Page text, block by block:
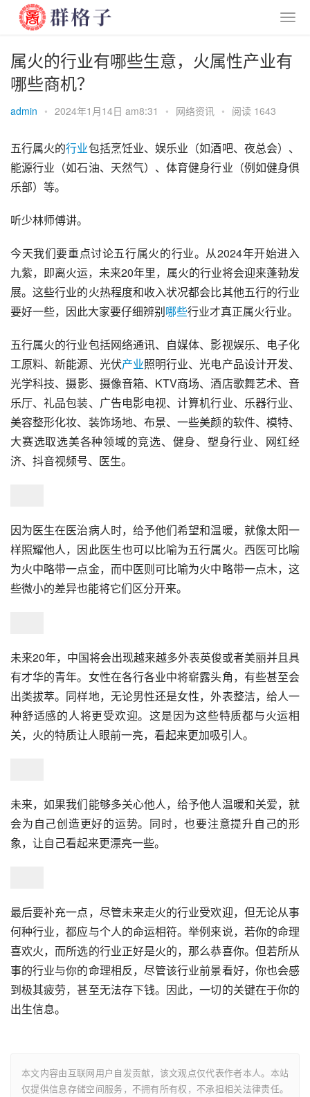
属火的行业有哪些生意，火属性产业有
哪些商机？
admin • 2024年1月14日 am8:31 • 网络资讯 • 阅读 1643
五行属火的行业包括烹饪业、娱乐业（如酒吧、夜总会）、
能源行业（如石油、天然气）、体育健身行业（例如健身俱
乐部）等。
听少林师傅讲。
今天我们要重点讨论五行属火的行业。从2024年开始进入
九紫，即离火运，未来20年里，属火的行业将会迎来蓬勃发
展。这些行业的火热程度和收入状况都会比其他五行的行业
要好一些，因此大家要仔细辨别哪些行业才真正属火行业。
五行属火的行业包括网络通讯、自媒体、影视娱乐、电子化
工原料、新能源、光伏产业照明行业、光电产品设计开发、
光学科技、摄影、摄像音箱、KTV商场、酒店歌舞艺术、音
乐厅、礼品包装、广告电影电视、计算机行业、乐器行业、
美容整形化妆、装饰场地、布景、一些美颜的软件、模特、
大赛选取选美各种领域的竞选、健身、塑身行业、网红经
济、抖音视频号、医生。
因为医生在医治病人时，给予他们希望和温暖，就像太阳一
样照耀他人，因此医生也可以比喻为五行属火。西医可比喻
为火中略带一点金，而中医则可比喻为火中略带一点木，这
些微小的差异也能将它们区分开来。
未来20年，中国将会出现越来越多外表英俊或者美丽并且具
有才华的青年。女性在各行各业中将崭露头角，有些甚至会
出类拔萃。同样地，无论男性还是女性，外表整洁，给人一
种舒适感的人将更受欢迎。这是因为这些特质都与火运相
关，火的特质让人眼前一亮，看起来更加吸引人。
未来，如果我们能够多关心他人，给予他人温暖和关爱，就
会为自己创造更好的运势。同时，也要注意提升自己的形
象，让自己看起来更漂亮一些。
最后要补充一点，尽管未来走火的行业受欢迎，但无论从事
何种行业，都应与个人的命运相符。举例来说，若你的命理
喜欢火，而所选的行业正好是火的，那么恭喜你。但若所从
事的行业与你的命理相反，尽管该行业前景看好，你也会感
到极其疲劳，甚至无法存下钱。因此，一切的关键在于你的
出生信息。
本文内容由互联网用户自发贡献，该文观点仅代表作者本人。本站
仅提供信息存储空间服务，不拥有所有权，不承担相关法律责任。